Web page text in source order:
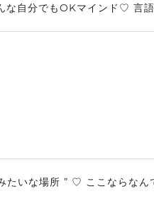
な自分でもOKマインド♡ 言語
たいな場所 ” ♡ ここならなん